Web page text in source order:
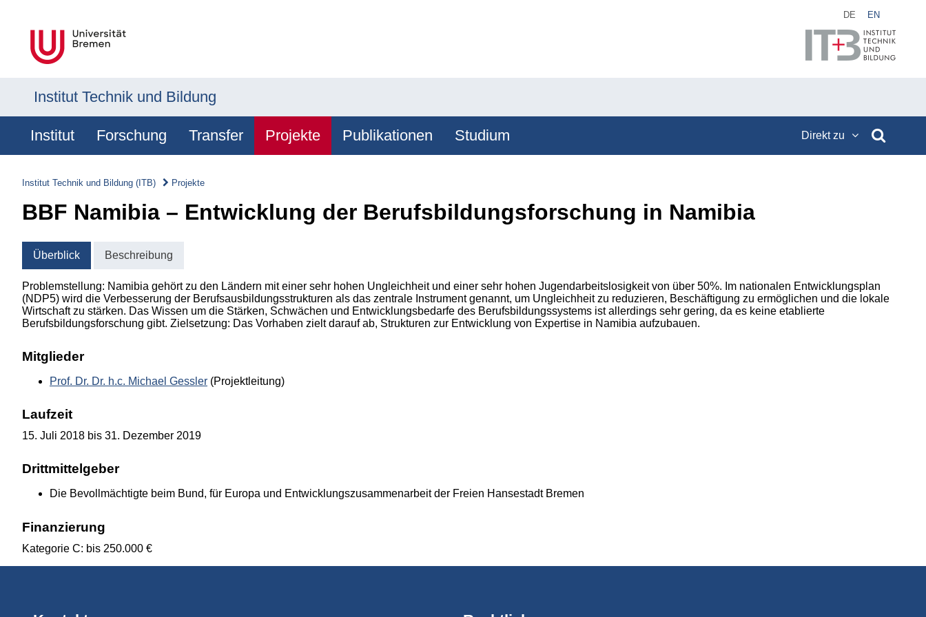
DE EN
Institut Technik und Bildung
Institut Forschung Transfer Projekte Publikationen Studium Direkt zu
Institut Technik und Bildung (ITB) Projekte
BBF Namibia – Entwicklung der Berufsbildungsforschung in Namibia
Überblick Beschreibung
Problemstellung: Namibia gehört zu den Ländern mit einer sehr hohen Ungleichheit und einer sehr hohen Jugendarbeitslosigkeit von über 50%. Im nationalen Entwicklungsplan
(NDP5) wird die Verbesserung der Berufsausbildungsstrukturen als das zentrale Instrument genannt, um Ungleichheit zu reduzieren, Beschäftigung zu ermöglichen und die lokale
Wirtschaft zu stärken. Das Wissen um die Stärken, Schwächen und Entwicklungsbedarfe des Berufsbildungssystems ist allerdings sehr gering, da es keine etablierte
Berufsbildungsforschung gibt. Zielsetzung: Das Vorhaben zielt darauf ab, Strukturen zur Entwicklung von Expertise in Namibia aufzubauen.
Mitglieder
Prof. Dr. Dr. h.c. Michael Gessler (Projektleitung)
Laufzeit
15. Juli 2018 bis 31. Dezember 2019
Drittmittelgeber
Die Bevollmächtigte beim Bund, für Europa und Entwicklungszusammenarbeit der Freien Hansestadt Bremen
Finanzierung
Kategorie C: bis 250.000 €